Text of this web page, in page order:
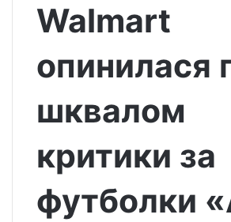
Walmart
опинилася
шквалом
критики за
футболки